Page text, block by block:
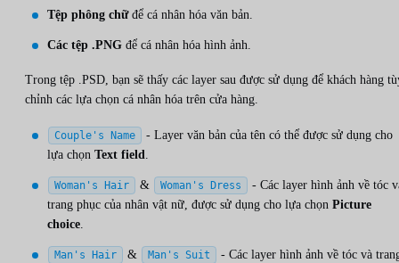
Tệp phông chữđể cá nhân hóa văn bản.
Các tệp .PNG để cá nhân hóa hình ảnh.
Trong tệp .PSD, bạn sẽ thấy các layer sau được sử dụng để khách hàng
chỉnh các lựa chọn cá nhân hóa trên cửa hàng.
Couple's Name
- Layer văn bản của tên có thể được sử dụng cho
lựa chọn Text field
Woman's Hair & Woman's Dress
- Các layer hình ảnh về tóc
trang phục của nhân vật nữ, được sử dụng cho lựa chọn Picture
choice
Man's Hair & Man's Suit
- Các layer hình ảnh về tóc và